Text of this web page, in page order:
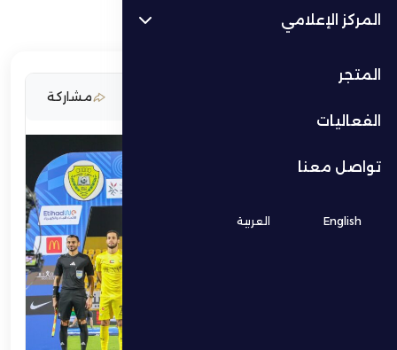
المركز الإعلامي
المتجر
الفعاليات
تواصل معنا
English العربية
مشاركة